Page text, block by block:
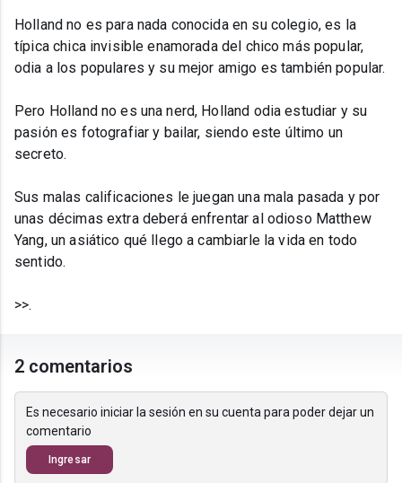
Holland no es para nada conocida en su colegio, es la
típica chica invisible enamorada del chico más popular,
odia a los populares y su mejor amigo es también popular.
Pero Holland no es una nerd, Holland odia estudiar y su
pasión es fotografiar y bailar, siendo este último un
secreto.
Sus malas calificaciones le juegan una mala pasada y por
unas décimas extra deberá enfrentar al odioso Matthew
Yang, un asiático qué llego a cambiarle la vida en todo
sentido.
>>.
2 comentarios
Es necesario iniciar la sesión en su cuenta para poder dejar un
comentario
Ingresar